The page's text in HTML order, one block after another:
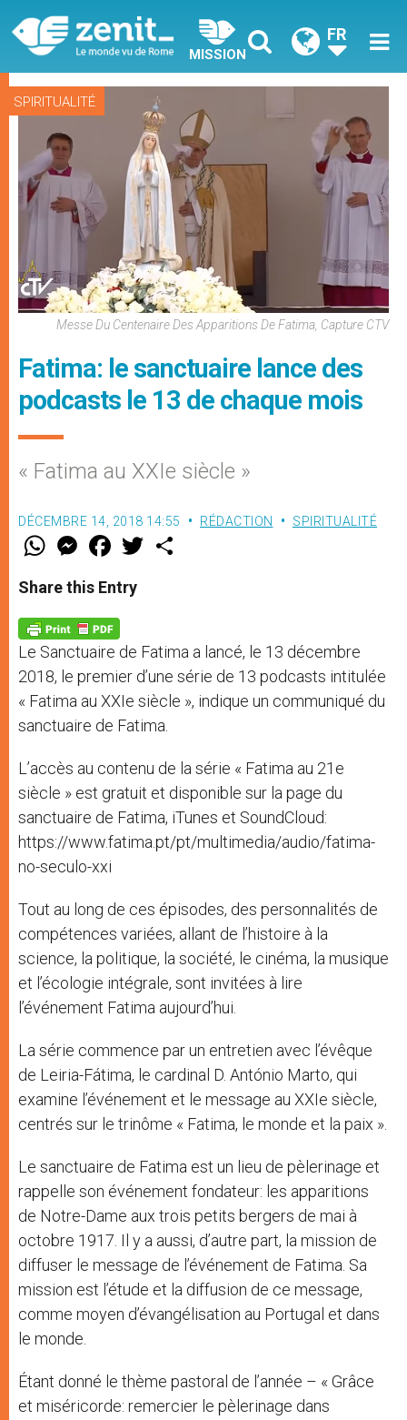
MISSION
FR
SPIRITUALITÉ
Messe Du Centenaire Des Apparitions De Fatima, Capture CTV
Fatima: le sanctuaire lance des
podcasts le 13 de chaque mois
« Fatima au XXIe siècle »
DÉCEMBRE 14, 2018 14:55 RÉDACTION SPIRITUALITÉ
W
t
s
p
p
M
e
s
e
g
e
r
F
a
e
b
o
k
w
Share this Entry
Le Sanctuaire de Fatima a lancé, le 13 décembre
2018, le premier d’une série de 13 podcasts intitulée
« Fatima au XXIe siècle », indique un communiqué du
sanctuaire de Fatima.
L’accès au contenu de la série « Fatima au 21e
siècle » est gratuit et disponible sur la page du
sanctuaire de Fatima, iTunes et SoundCloud:
https://www.fatima.pt/pt/multimedia/audio/fatima-
no-seculo-xxi
Tout au long de ces épisodes, des personnalités de
compétences variées, allant de l’histoire à la
science, la politique, la société, le cinéma, la musique
et l’écologie intégrale, sont invitées à lire
l’événement Fatima aujourd’hui.
La série commence par un entretien avec l’évêque
de Leiria-Fátima, le cardinal D. António Marto, qui
examine l’événement et le message au XXIe siècle,
centrés sur le trinôme « Fatima, le monde et la paix ».
Le sanctuaire de Fatima est un lieu de pèlerinage et
rappelle son événement fondateur: les apparitions
de Notre-Dame aux trois petits bergers de mai à
octobre 1917. Il y a aussi, d’autre part, la mission de
diffuser le message de l’événement de Fatima. Sa
mission est l’étude et la diffusion de ce message,
comme moyen d’évangélisation au Portugal et dans
le monde.
Étant donné le thème pastoral de l’année – « Grâce
et miséricorde: remercier le pèlerinage dans